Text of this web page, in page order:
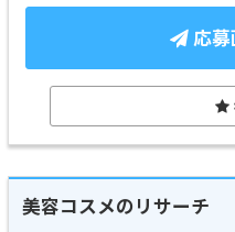
応
美容コスメのリサーチ